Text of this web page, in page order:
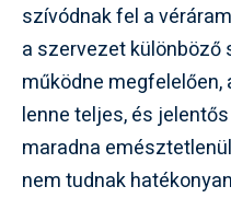
szívódnak fel a
a szervezet különböző
működne
lenne teljes, és
maradna
nem tudnak